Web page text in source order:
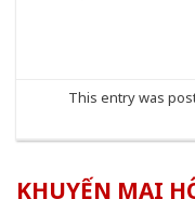
This entry was
KHUYẾN MẠI